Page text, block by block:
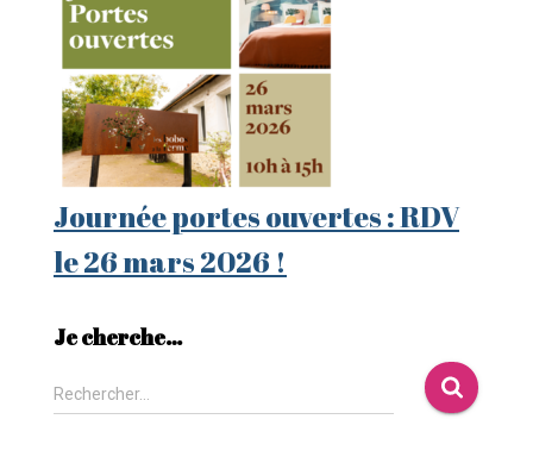
Journée portes ouvertes : RDV
le 26 mars 2026 !
Je cherche…
Rechercher…